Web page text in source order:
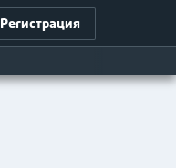
Регистрация